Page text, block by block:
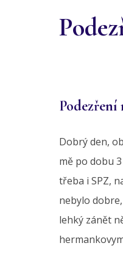
Podezření
Dobrý den,
mě po dobu
třeba i SPZ,
nebylo
lehký zánět